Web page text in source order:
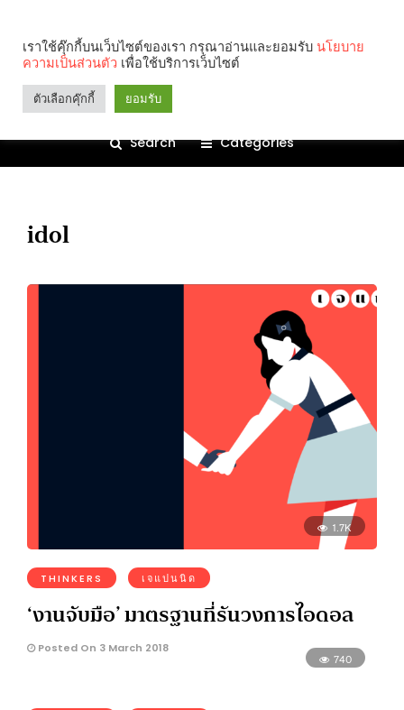
Search Categories
idol
1.7K
THINKERS เจแปนนิด
‘งานจับมือ’ มาตรฐานที่รันวงการไอดอล
Posted On 3 March 2018
740
เราใช้คุ๊กกี้บนเว็บไซต์ของเรา กรุณาอ่านและยอมรับ นโยบาย
ความเป็นส่วนตัว เพื่อใช้บริการเว็บไซต์
ตัวเลือกคุ๊กกี้ ยอมรับ